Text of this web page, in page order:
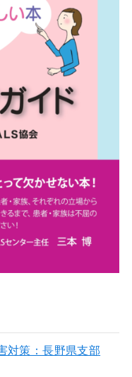
対策：長野県支部